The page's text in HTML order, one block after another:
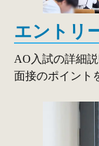
エントリ
AO入試の詳細
面接のポイント